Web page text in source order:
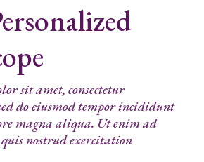
sit amet, consectetur
do eiusmod tempor incididunt
magna aliqua. Ut enim ad
nostrud exercitation